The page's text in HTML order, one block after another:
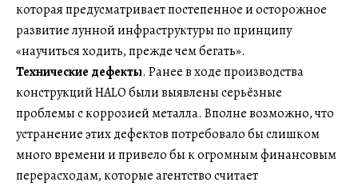
которая предусматривает постепенное и осторожное
развитие лунной инфраструктуры по принципу
«научиться ходить, прежде чем бегать».
Технические дефекты. Ранее в ходе производства
конструкций HALO были выявлены серьёзные
проблемы с коррозией металла. Вполне возможно, что
устранение этих дефектов потребовало бы слишком
много времени и привело бы к огромным финансовым
перерасходам, которые агентство считает